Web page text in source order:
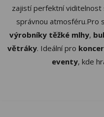
zajistí perfektní
správnou atmosféru.Pro
výrobníky těžké mlhy,
větráky. Ideální pro
eventy, kde